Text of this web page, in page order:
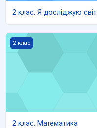
2 клас. Я досліджую світ
2 клас. Математика
2 клас
2 клас. Математика